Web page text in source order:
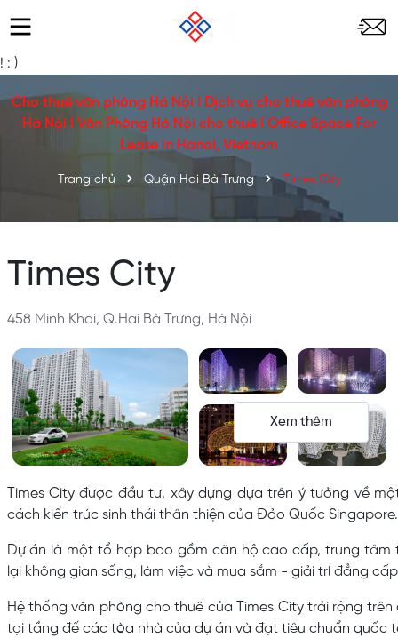
! : )
Cho thuê văn phòng Hà Nội l Dịch vụ cho thuê văn phòng
Hà Nội l Văn Phòng Hà Nội cho thuê l Office Space For
Lease in Hanoi, Vietnam
Trang chủ Quận Hai Bà Trưng Times City
Times City
458 Minh Khai, Q.Hai Bà Trưng, Hà Nội
Xem thêm
Times Cityđược đầu tư, xây dựng dựa trên ý tưởng về
cách kiến trúc sinh thái thân thiện của Đảo Quốc Singapore.
Dự án là một tổ hợp bao gồm căn hộ cao cấp, trung tâm
lại không gian sống, làm việc và mua sắm - giải trí đẳng
Hệ thống văn phòng cho thuê của Times City trải rộng
tại tầng đế các tòa nhà của dự án và đạt tiêu chuẩn quốc